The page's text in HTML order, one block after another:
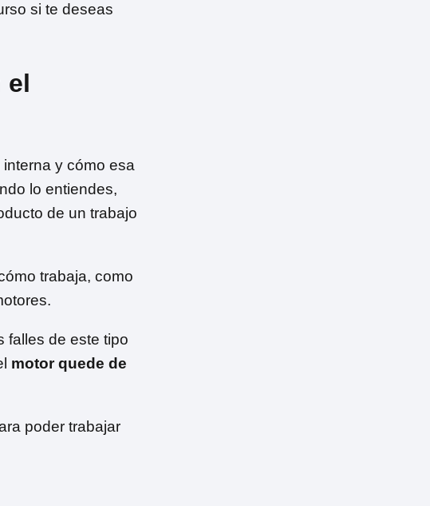
si te deseas
el
y cómo esa
lo entiendes,
de un trabajo
trabaja, como
falles de este tipo
motor quede de
poder trabajar